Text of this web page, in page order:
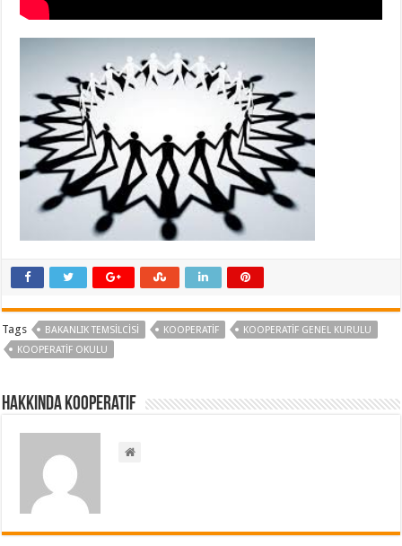
Tags BAKANLIK TEMSILCISI KOOPERATIF
KOOPERATIF GENEL KURULU
KOOPERATIF OKULU
Hakkında kooperatif